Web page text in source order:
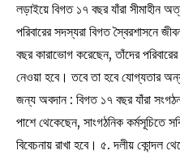
লড়াইয়ে বিগত ১৭ বছর যাঁরা সীমাহীন
পরিবারের সদস্যরা বিগত স্বৈরশাসনে
বছর কারাভোগ করেছেন, তাঁদের
নেওয়া হবে। তবে তা হবে যোগ্যতার
জন্য অবদান : বিগত ১৭ বছর যাঁরা
পাশে থেকেছেন, সাংগঠনিক কর্মসূচিতে
বিবেচনায় রাখা হবে। ৫. দলীয় কোন্দল